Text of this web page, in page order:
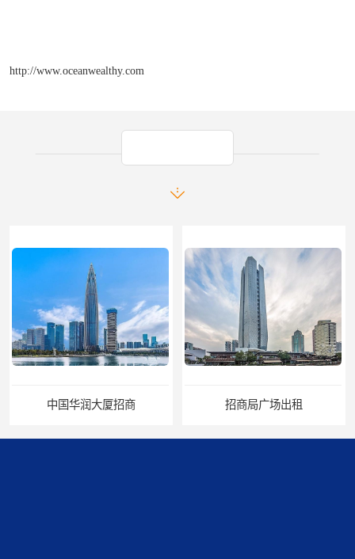
http://www.oceanwealthy.com
中国华润大厦招商 招商局广场出租